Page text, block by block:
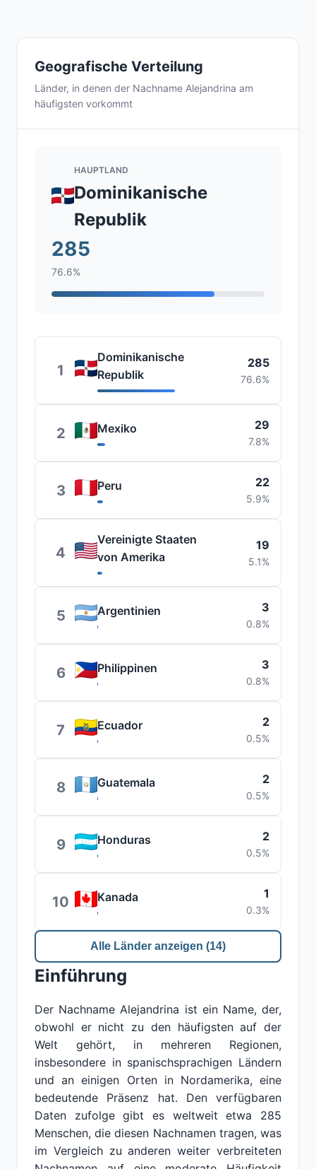
Geografische Verteilung
Länder, in denen der Nachname Alejandrina am
häufigsten vorkommt
HAUPTLAND
Dominikanische
Republik
285
76.6%
1
Dominikanische
Republik
285
76.6%
2 Mexiko 29
7.8%
3 Peru 22
5.9%
4
Vereinigte Staaten
von Amerika
19
5.1%
5 Argentinien 3
0.8%
6 Philippinen 3
0.8%
7 Ecuador 2
0.5%
8 Guatemala 2
0.5%
9 Honduras 2
0.5%
10 Kanada 1
0.3%
Alle Länder anzeigen (14)
Einführung
Der Nachname Alejandrina ist ein Name, der,
obwohl er nicht zu den häufigsten auf der
Welt gehört, in mehreren Regionen,
insbesondere in spanischsprachigen Ländern
und an einigen Orten in Nordamerika, eine
bedeutende Präsenz hat. Den verfügbaren
Daten zufolge gibt es weltweit etwa 285
Menschen, die diesen Nachnamen tragen, was
im Vergleich zu anderen weiter verbreiteten